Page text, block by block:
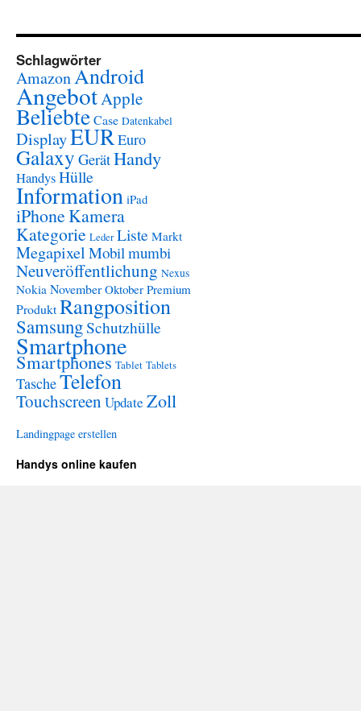
Schlagwörter
AmazonAndroid
AngebotApple
BeliebteCase Datenkabel
DisplayEUREuro
Galaxy GerätHandy
HandysHülle
Information iPad
iPhoneKamera
Kategorie Leder Liste Markt
Megapixel Mobilmumbi
Neuveröffentlichung Nexus
Nokia November Oktober Premium
ProduktRangposition
SamsungSchutzhülle
Smartphone
Smartphones Tablet Tablets
TascheTelefon
Touchscreen Update Zoll
Landingpage erstellen
Handys online kaufen